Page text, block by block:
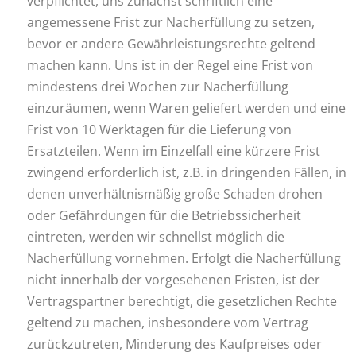
angemessene Frist zur Nacherfüllung zu setzen,
bevor er andere Gewährleistungsrechte geltend
machen kann. Uns ist in der Regel eine Frist von
mindestens drei Wochen zur Nacherfüllung
einzuräumen, wenn Waren geliefert werden und eine
Frist von 10 Werktagen für die Lieferung von
Ersatzteilen. Wenn im Einzelfall eine kürzere Frist
zwingend erforderlich ist, z.B. in dringenden Fällen, in
denen unverhältnismäßig große Schaden drohen
oder Gefährdungen für die Betriebssicherheit
eintreten, werden wir schnellst möglich die
Nacherfüllung vornehmen. Erfolgt die Nacherfüllung
nicht innerhalb der vorgesehenen Fristen, ist der
Vertragspartner berechtigt, die gesetzlichen Rechte
geltend zu machen, insbesondere vom Vertrag
zurückzutreten, Minderung des Kaufpreises oder